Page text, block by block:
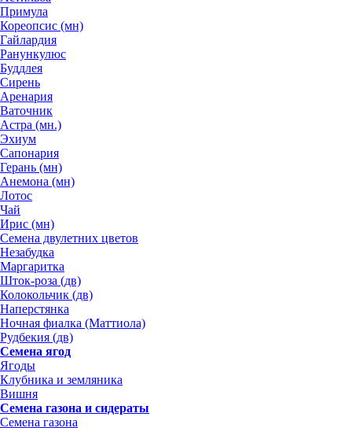
Примула
Кореопсис (мн)
Гайлардия
Ранункулюс
Буддлея
Сирень
Аренария
Ваточник
Астра (мн.)
Эхиум
Сапонария
Герань (мн)
Анемона (мн)
Лотос
Чай
Ирис (мн)
Семена двулетних цветов
Незабудка
Маргаритка
Шток-роза (дв)
Колокольчик (дв)
Наперстянка
Ночная фиалка (Маттиола)
Рудбекия (дв)
Семена ягод
Ягоды
Клубника и земляника
Вишня
Семена газона и сидераты
Семена газона